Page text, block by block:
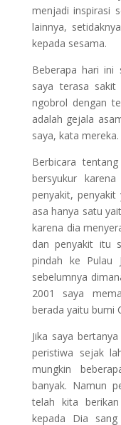
menjadi inspirasi
lainnya,
kepada sesama.
Beberapa hari
saya terasa
ngobrol dengan
adalah gejala
saya, kata mereka.
Berbicara
bersyukur
penyakit,
asa hanya satu
karena dia
dan penyakit itu
pindah ke Pulau
sebelumnya
2001 saya
berada yaitu bumi
Jika saya
peristiwa sejak
mungkin
banyak. Namun
telah kita
kepada Dia